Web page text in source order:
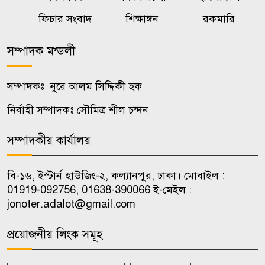
ক্রীড়া সামগ্রী, বাদ্যযন্ত্র ও হাইজিন
কালুখালীতে দপ্তর প্রধানদের সঙ্গে
এমপির মতবিনিময় সভা
কালুখালীতে শিক্ষাপ্রতিষ্ঠানে ক্রীড়া ও
চাকরি পেলেন জুলাই শহিদ ও আহত
পরিবারের ১০ সদস্য
১০
ফিচার সংবাদ
শিক্ষাঙ্গন রকমারি
সম্পাদক মন্ডলী
সম্পাদকঃ নুরে আলম সিদ্দিকী হক
নির্বাহী সম্পাদকঃ সৌমিত্র শীল চন্দন
সম্পাদকীয় কার্যালয়
বি-১৬, ইস্টার্ন হাউজিং-২, কল্যানপুর, ঢাকা। মোবাইল :
01919-092756, 01638-390066 ই-মেইল :
jonoter.adalot@gmail.com
প্রয়োজনীয় লিংক সমূহ